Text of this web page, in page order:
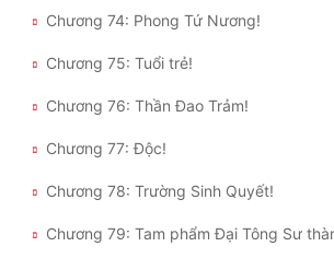
Chương 74: Phong Tứ Nương!
Chương 75: Tuổi trẻ!
Chương 76: Thần Đao Trảm!
Chương 77: Độc!
Chương 78: Trường Sinh Quyết!
Chương 79: Tam phẩm Đại Tông Sư